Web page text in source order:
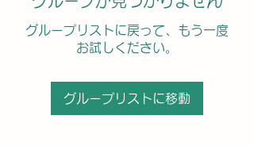
グループリストに戻って、もう一度
お試しください。
グループリストに移動